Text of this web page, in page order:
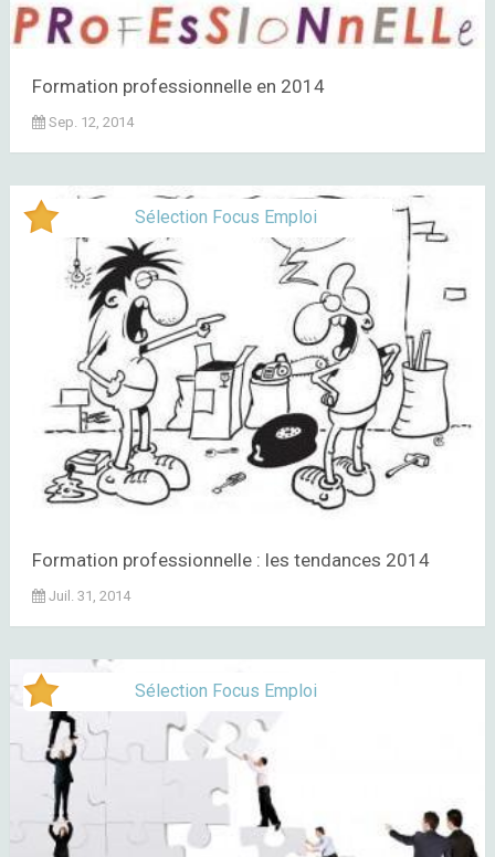
Formation professionnelle en 2014
Sep. 12, 2014
Sélection Focus Emploi
Formation professionnelle : les tendances 2014
Juil. 31, 2014
Sélection Focus Emploi